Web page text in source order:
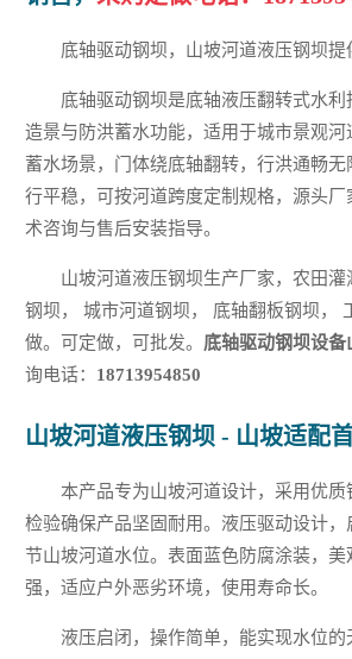
底轴驱动钢坝，山坡河道液压钢坝提
底轴驱动钢坝是底轴液压翻转式水
造景与防洪蓄水功能，适用于城市景观河
蓄水场景，门体绕底轴翻转，行洪通畅
行平稳，可按河道跨度定制规格，源头厂
术咨询与售后安装指导。
山坡河道液压钢坝生产厂家，农田灌
钢坝， 城市河道钢坝， 底轴翻板钢坝，
做。可定做，可批发。 底轴驱动钢坝设
询电话： 18713954850
山坡河道液压钢坝 - 山坡适配
本产品专为山坡河道设计，采用优
检验确保产品坚固耐用。液压驱动设计，
节山坡河道水位。表面蓝色防腐涂装，
强，适应户外恶劣环境，使用寿命长。
液压启闭，操作简单，能实现水位